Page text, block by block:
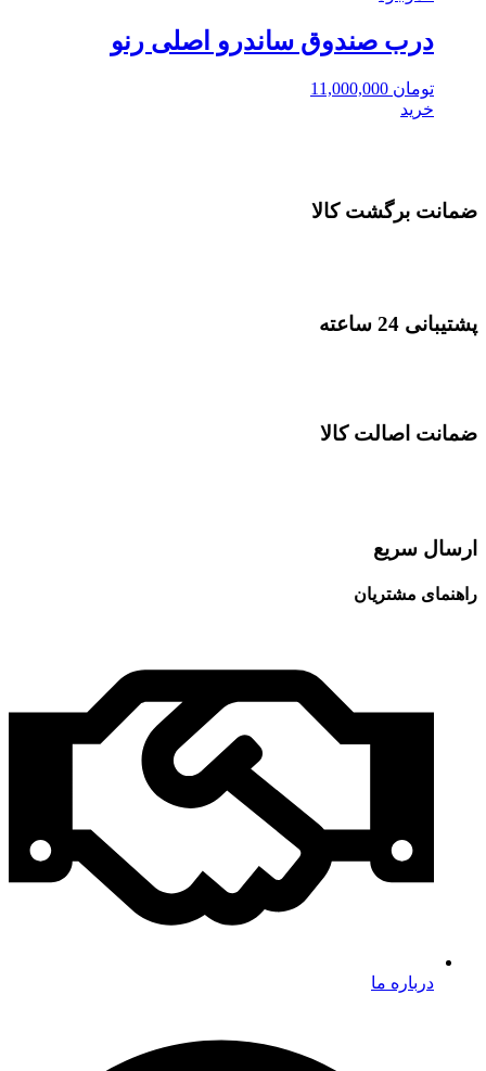
درب صندوق ساندرو اصلی رنو
تومان
خرید
ضمانت برگشت کالا
پشتیبانی 24 ساعته
ضمانت اصالت کالا
ارسال سریع
راهنمای مشتریان
درباره ما